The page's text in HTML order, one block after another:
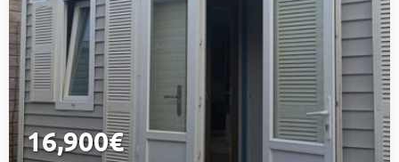
16,900€